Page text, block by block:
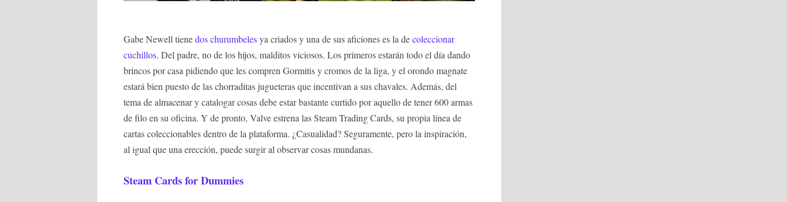
Gabe Newell tienedos churumbelesya criados y una de sus aficiones es la decoleccionar
cuchillos. Del padre, no de los hijos, malditos viciosos. Los primeros estarán todo el día dando
brincos por casa pidiendo que les compren Gormitis y cromos de la liga, y el orondo magnate
estará bien puesto de las chorraditas jugueteras que incentivan a sus chavales. Además, del
tema de almacenar y catalogar cosas debe estar bastante curtido por aquello de tener 600 armas
de filo en su oficina. Y de pronto, Valve estrena las Steam Trading Cards, su propia línea de
cartas coleccionables dentro de la plataforma. ¿Casualidad? Seguramente, pero la inspiración,
al igual que una erección, puede surgir al observar cosas mundanas.
Steam Cards for Dummies